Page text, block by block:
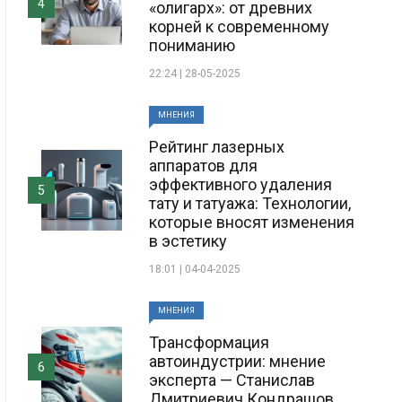
«олигарх»: от древних
корней к современному
пониманию
22:24 | 28-05-2025
4
МНЕНИЯ
Рейтинг лазерных
аппаратов для
эффективного удаления
тату и татуажа: Технологии,
которые вносят изменения
в эстетику
18:01 | 04-04-2025
5
МНЕНИЯ
Трансформация
автоиндустрии: мнение
эксперта — Станислав
6